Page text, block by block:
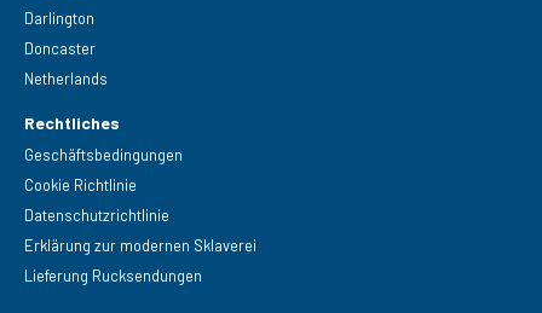
Darlington
Doncaster
Netherlands
Rechtliches
Geschäftsbedingungen
Cookie Richtlinie
Datenschutzrichtlinie
Erklärung zur modernen Sklaverei
Lieferung Rucksendungen